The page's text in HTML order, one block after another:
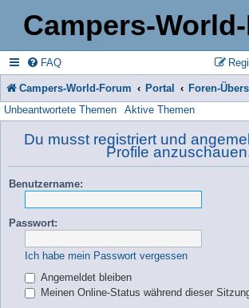
Campers-
FAQ
Campers-World-Forum Portal Foren-
Unbeantwortete Themen Aktive Themen
Du musst registriert und
Profile
Benutzername:
Passwort:
Ich habe mein Passwort vergessen
Angemeldet bleiben
Meinen Online-Status während dieser